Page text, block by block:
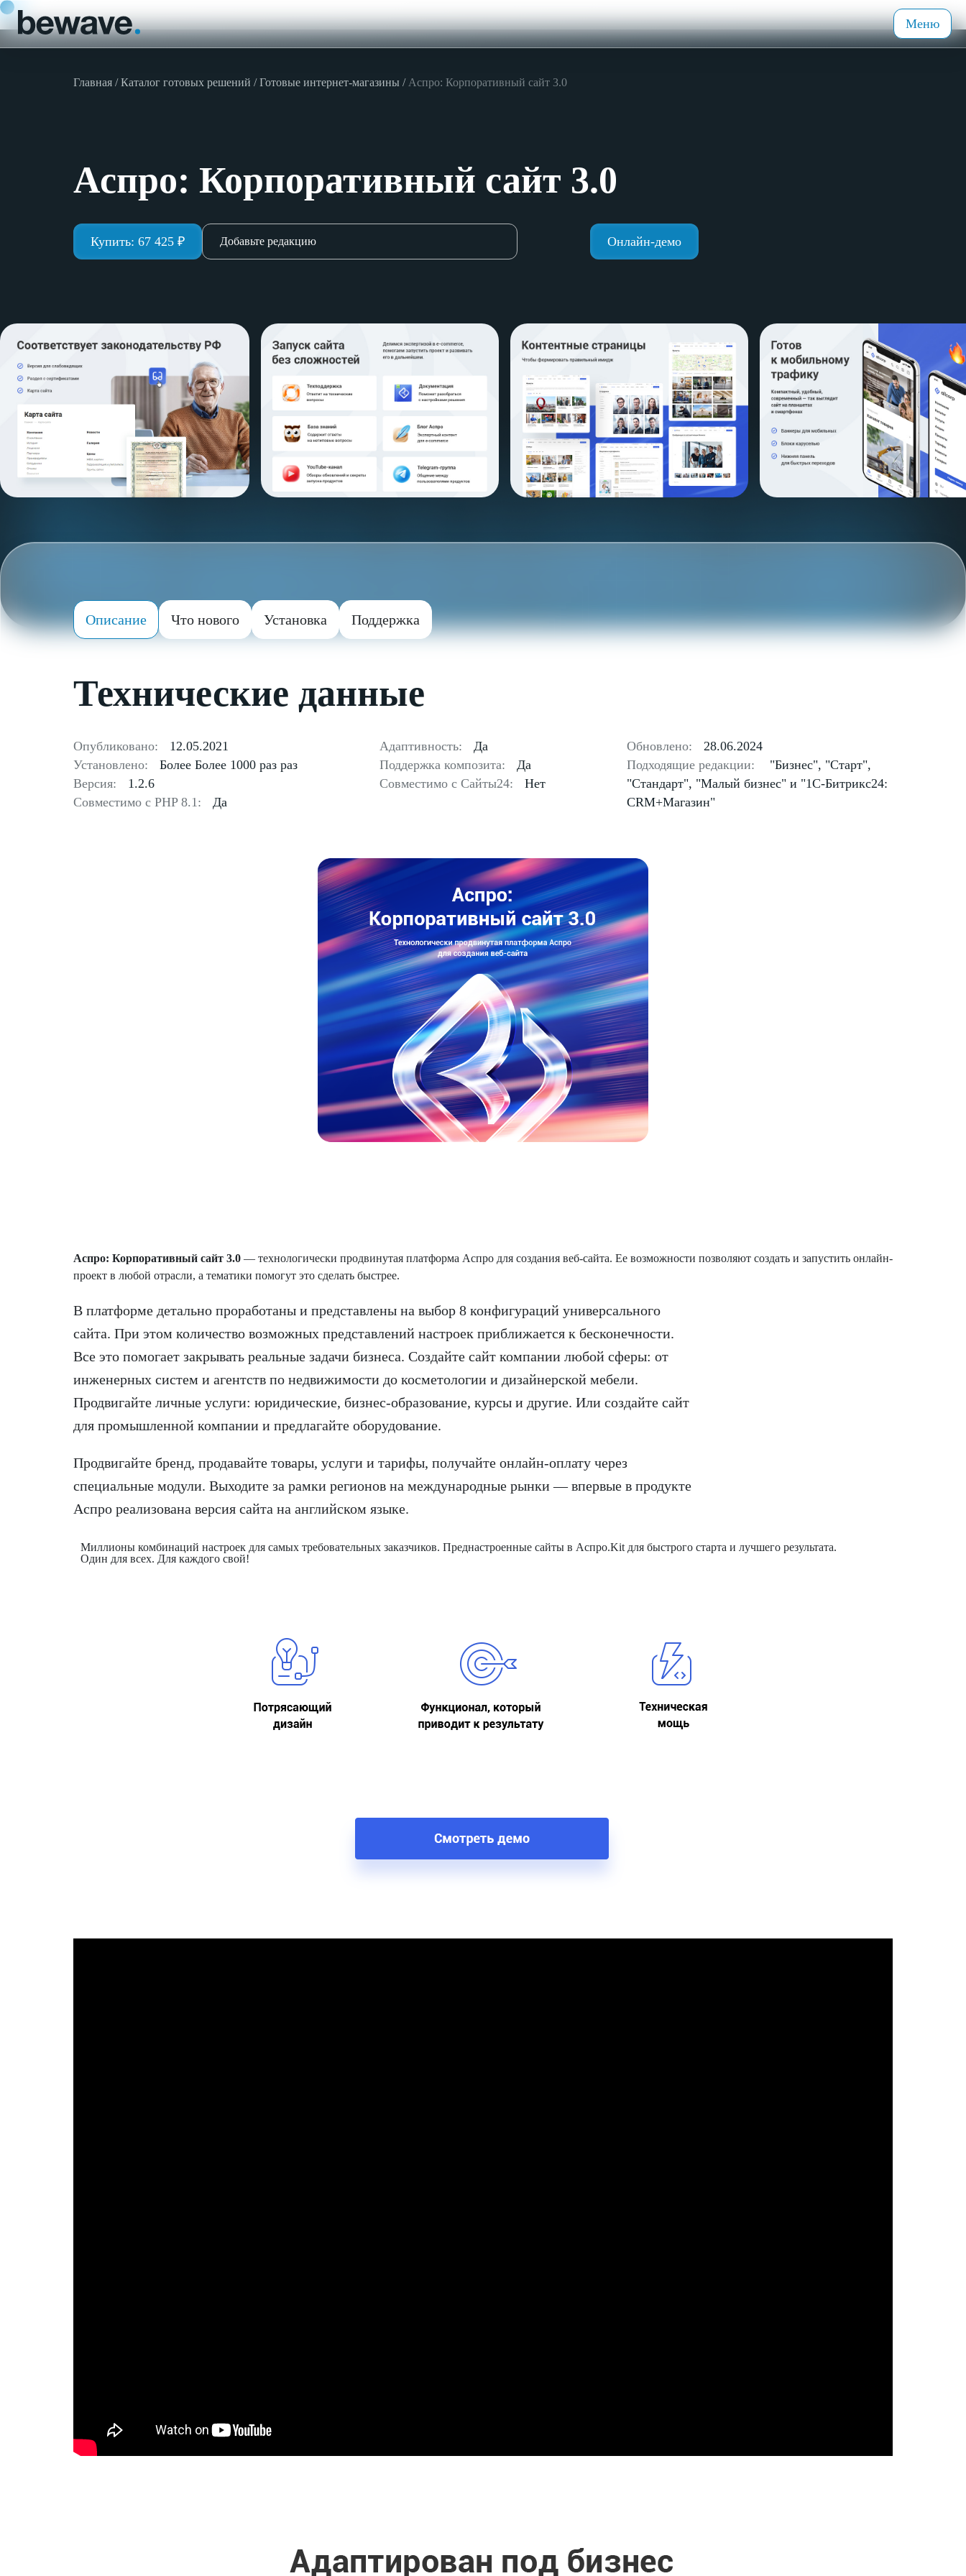
Меню
Главная Каталог готовых решений Готовые интернет-магазины Аспро: Корпоративный сайт 3.0
Аспро: Корпоративный сайт 3.0
Купить: 67 425 ₽ Добавьте редакцию Онлайн-демо
Описание Что нового Установка Поддержка
Технические данные
Опубликовано:
12.05.2021
Установлено:
Более Более 1000 раз раз
Версия:
1.2.6
Совместимо с PHP 8.1:
Да
Адаптивность:
Да
Поддержка композита:
Да
Совместимо с Сайты24:
Нет
Обновлено:
28.06.2024
Подходящие редакции:
"Бизнес", "Старт",
"Стандарт", "Малый бизнес" и "1С-Битрикс24:
CRM+Магазин"
Аспро: Корпоративный сайт 3.0 — технологически продвинутая платформа Аспро для создания веб-сайта. Ее возможности позволяют создать и запустить онлайн-
проект в любой отрасли, а тематики помогут это сделать быстрее.
В платформе детально проработаны и представлены на выбор 8 конфигураций универсального
сайта. При этом количество возможных представлений настроек приближается к бесконечности.
Все это помогает закрывать реальные задачи бизнеса. Создайте сайт компании любой сферы: от
инженерных систем и агентств по недвижимости до косметологии и дизайнерской мебели.
Продвигайте личные услуги: юридические, бизнес-образование, курсы и другие. Или создайте сайт
для промышленной компании и предлагайте оборудование.
Продвигайте бренд, продавайте товары, услуги и тарифы, получайте онлайн-оплату через
специальные модули. Выходите за рамки регионов на международные рынки — впервые в продукте
Аспро реализована версия сайта на английском языке.
Миллионы комбинаций настроек для самых требовательных заказчиков. Преднастроенные сайты в Аспро.Kit для быстрого старта и лучшего результата.
Один для всех. Для каждого свой!